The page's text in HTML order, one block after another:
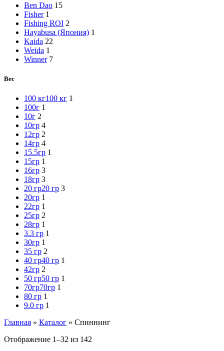
Ben Dao 15
Fisher 1
Fishing ROI 2
Hayabusa (Япония) 1
Kaida 22
Weida 1
Winner 7
Вес
100 кг100 кг 1
100г 1
10г 2
10гр 4
12гр 2
14гр 4
15.5гр 1
15гр 1
16гр 3
18гр 3
20 гр20 гр 3
20гр 1
22гр 1
25гр 2
28гр 1
3.3 гр 1
30гр 1
35 гр 2
40 гр40 гр 1
42гр 2
50 гр50 гр 1
70гр70гр 1
80 гр 1
9.0 гр 1
Главная » Каталог » Спиннинг
Отображение 1–32 из 142